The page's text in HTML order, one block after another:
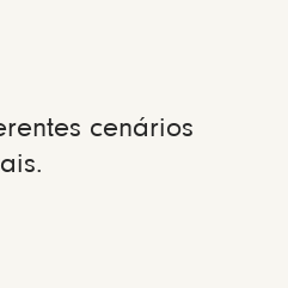
cenários